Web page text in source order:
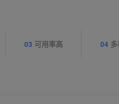
03 可用率高 04